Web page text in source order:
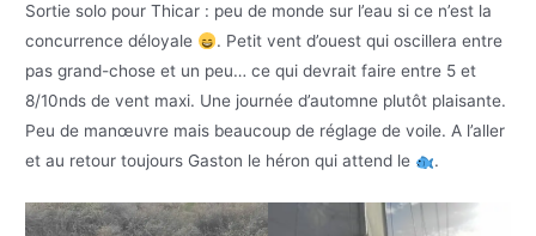
Sortie solo pour Thicar : peu de monde sur l’eau si ce n’est la
concurrence déloyale
. Petit vent d’ouest qui oscillera entre
pas grand-chose et un peu… ce qui devrait faire entre 5 et
8/10nds de vent maxi. Une journée d’automne plutôt plaisante.
Peu de manœuvre mais beaucoup de réglage de voile. A l’aller
et au retour toujours Gaston le héron qui attend le
.